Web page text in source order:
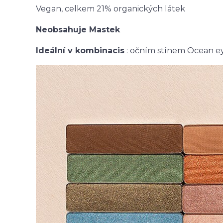
Vegan, celkem 21% organických látek
Neobsahuje Mastek
Ideální v kombinacis : očním stínem Ocean